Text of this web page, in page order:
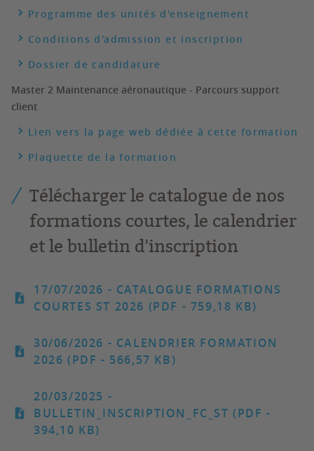
Programme des unités d'enseignement
Conditions d'admission et inscription
Dossier de candidature
Master 2 Maintenance aéronautique - Parcours support
client
Lien vers la page web dédiée à cette formation
Plaquette de la formation
Télécharger le catalogue de nos
formations courtes, le calendrier
et le bulletin d'inscription
17/07/2026 - CATALOGUE FORMATIONS
COURTES ST 2026 (PDF - 759,18 KB)
30/06/2026 - CALENDRIER FORMATION
2026 (PDF - 566,57 KB)
20/03/2025 -
BULLETIN_INSCRIPTION_FC_ST (PDF -
394,10 KB)